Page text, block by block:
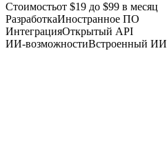
Стоимостьот $19 до $99 в месяц
РазработкаИностранное ПО
ИнтеграцияОткрытый API
ИИ-возможностиВстроенный ИИ